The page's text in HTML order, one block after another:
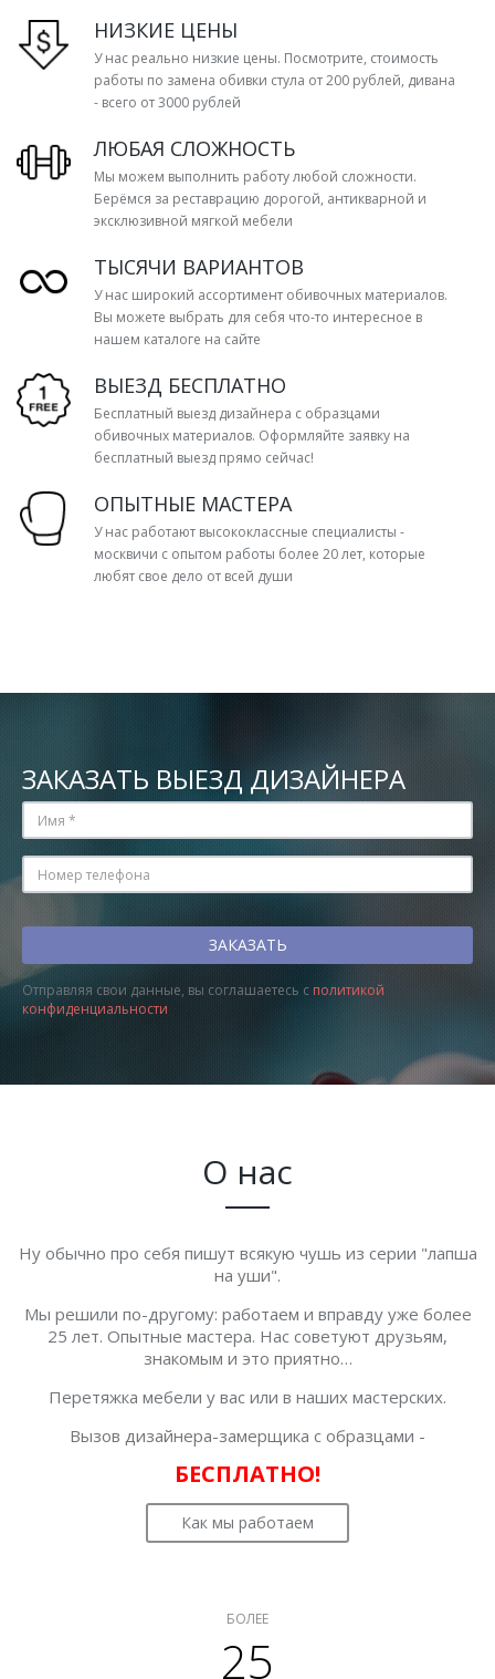
НИЗКИЕ ЦЕНЫ
У нас реально низкие цены. Посмотрите, стоимость
работы по замена обивки стула от 200 рублей, дивана
- всего от 3000 рублей
ЛЮБАЯ СЛОЖНОСТЬ
Мы можем выполнить работу любой сложности.
Берёмся за реставрацию дорогой, антикварной и
эксклюзивной мягкой мебели
ТЫСЯЧИ ВАРИАНТОВ
У нас широкий ассортимент обивочных материалов.
Вы можете выбрать для себя что-то интересное в
нашем каталоге на сайте
ВЫЕЗД БЕСПЛАТНО
Бесплатный выезд дизайнера с образцами
обивочных материалов. Оформляйте заявку на
бесплатный выезд прямо сейчас!
ОПЫТНЫЕ МАСТЕРА
У нас работают высококлассные специалисты -
москвичи с опытом работы более 20 лет, которые
любят свое дело от всей души
ЗАКАЗАТЬ ВЫЕЗД ДИЗАЙНЕРА
Отправляя свои данные, вы соглашаетесь с политикой
конфиденциальности
О нас
Ну обычно про себя пишут всякую чушь из серии "лапша
на уши".
Мы решили по-другому: работаем и вправду уже более
25 лет. Опытные мастера. Нас советуют друзьям,
знакомым и это приятно…
Перетяжка мебели у вас или в наших мастерских.
Вызов дизайнера-замерщика с образцами -
БЕСПЛАТНО!
Как мы работаем
БОЛЕЕ
25